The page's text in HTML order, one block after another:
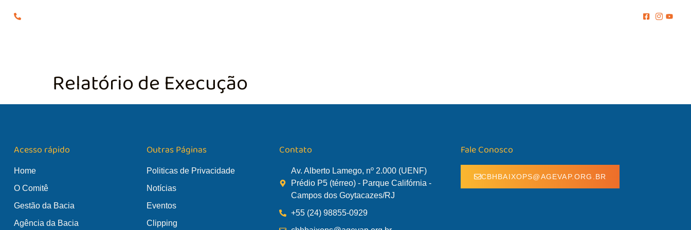
Relatório de Execução
Acesso rápido
Home
O Comitê
Gestão da Bacia
Agência da Bacia
Outras Páginas
Politicas de Privacidade
Notícias
Eventos
Clipping
Contato
Av. Alberto Lamego, nº 2.000 (UENF)
Prédio P5 (térreo) - Parque Califórnia -
Campos dos Goytacazes/RJ
+55 (24) 98855-0929
Fale Conosco
CBHBAIXOPS@AGEVAP.ORG.BR